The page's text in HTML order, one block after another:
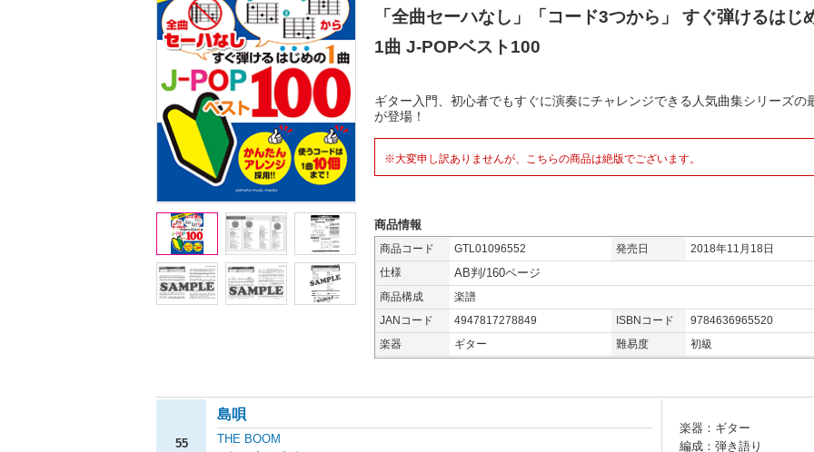
「全曲セーハなし」「コード3つから」 すぐ弾けるはじ
1曲 J-POPベスト100
ギター入門、初心者でもすぐに演奏にチャレンジできる人気曲集シリーズの
が登場！
※大変申し訳ありませんが、こちらの商品は絶版でございます。
商品情報
商品コード GTL01096552 発売日
2018年11月18日
仕様
AB判/160ページ
商品構成
楽譜
JANコード
4947817278849 ISBNコード
9784636965520
楽器
ギター 難易度 初級
55
島唄
THE BOOM
楽器：ギター
編成：弾き語り